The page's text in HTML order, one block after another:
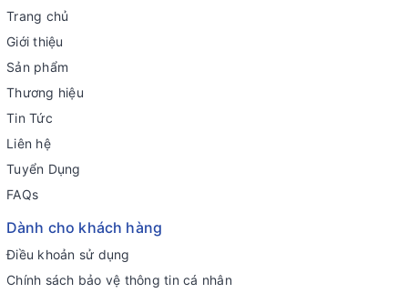
Trang chủ
Giới thiệu
Sản phẩm
Thương hiệu
Tin Tức
Liên hệ
Tuyển Dụng
FAQs
Dành cho khách hàng
Điều khoản sử dụng
Chính sách bảo vệ thông tin cá nhân